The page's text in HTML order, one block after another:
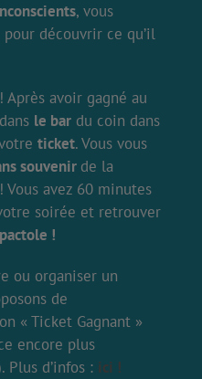
, vous
découvrir ce qu’il
Après avoir gagné au
le bardu coin dans
ticket. Vous vous
souvenir de la
avez 60 minutes
soirée et retrouver
!
ou organiser un
de
« Ticket Gagnant »
encore plus
d’infos : ici !